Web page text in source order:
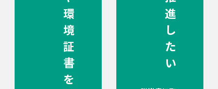
環
境
証
書
を
進
し
た
い